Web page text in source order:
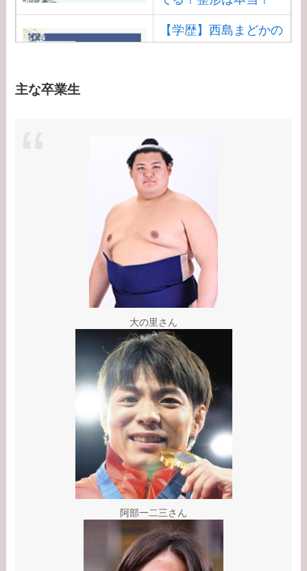
【学歴】西島まどかの
大学・高校のエピソー
ドまとめ！病気
（PTSD）の原因は？
【学歴】大谷翔平の出
身大学・高校のエピソ
ード！新通訳アイアト
ンは何者？婚前契約と
は？
【学歴】河合郁人の出
身大学・高校のエピソ
ードまとめ！脱退理由
は何？
【学歴】中居正広の出
身大学・高校のエピソ
ードまとめ！ダンサー
武田舞香と結婚？
【学歴】宇賀なつみの
出身大学・高校のエピ
ソードまとめ！旦那と
主な卒業生
大の里さん
阿部一二三さん